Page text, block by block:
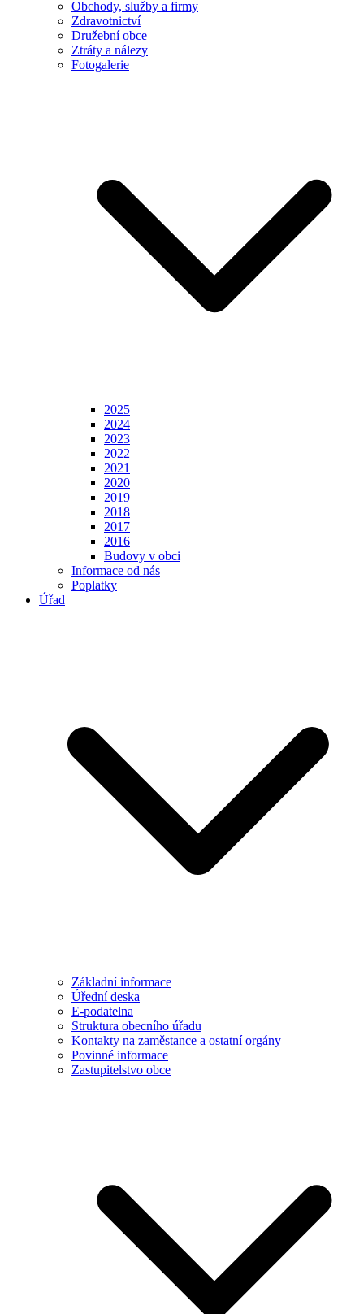
Obchody, služby a firmy
Zdravotnictví
Družební obce
Ztráty a nálezy
Fotogalerie
2025
2024
2023
2022
2021
2020
2019
2018
2017
2016
Budovy v obci
Informace od nás
Poplatky
Úřad
Základní informace
Úřední deska
E-podatelna
Struktura obecního úřadu
Kontakty na zaměstance a ostatní orgány
Povinné informace
Zastupitelstvo obce